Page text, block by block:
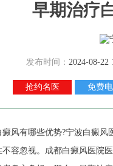
早期治疗
发布时间： 2024-08-22
抢约名医 免费
风有哪些优势?宁波白癜风
容忽视。成都白癜风医院